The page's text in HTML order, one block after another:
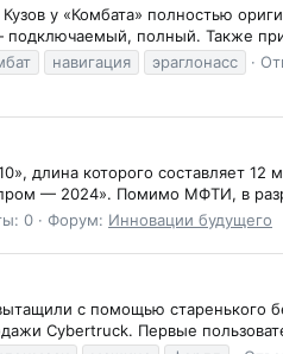
у «Комбата» полностью
полный. Также
навигация эраглонасс
длина которого составляет 12
— 2024». Помимо МФТИ, в
0 Форум: Инновации будущего
с помощью старенького
Cybertruck. Первые